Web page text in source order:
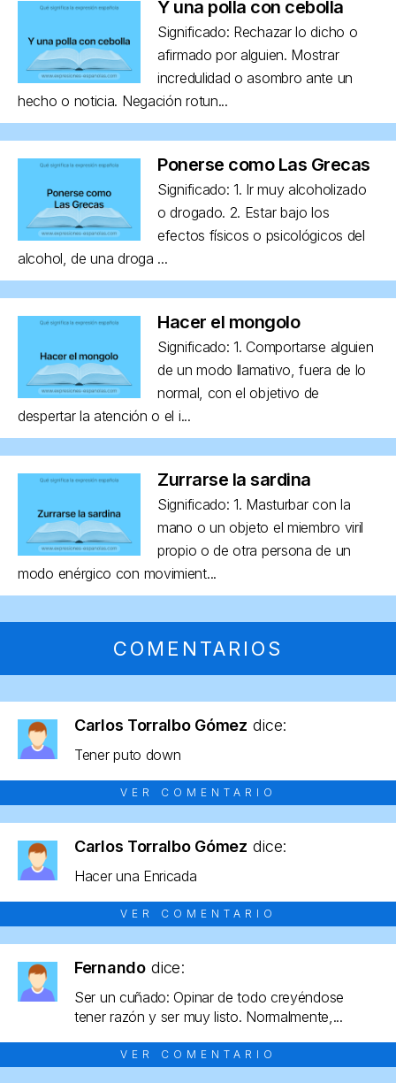
Y una polla con cebolla
Significado: Rechazar lo dicho o
afirmado por alguien. Mostrar
incredulidad o asombro ante un
hecho o noticia. Negación rotun...
Ponerse como Las Grecas
Significado: 1. Ir muy alcoholizado
o drogado. 2. Estar bajo los
efectos físicos o psicológicos del
alcohol, de una droga ...
Hacer el mongolo
Significado: 1. Comportarse alguien
de un modo llamativo, fuera de lo
normal, con el objetivo de
despertar la atención o el i...
Zurrarse la sardina
Significado: 1. Masturbar con la
mano o un objeto el miembro viril
propio o de otra persona de un
modo enérgico con movimient...
COMENTARIOS
Carlos Torralbo Gómez dice:
Tener puto down
VER COMENTARIO
Carlos Torralbo Gómez dice:
Hacer una Enricada
VER COMENTARIO
Fernando dice:
Ser un cuñado: Opinar de todo creyéndose
tener razón y ser muy listo. Normalmente,...
VER COMENTARIO